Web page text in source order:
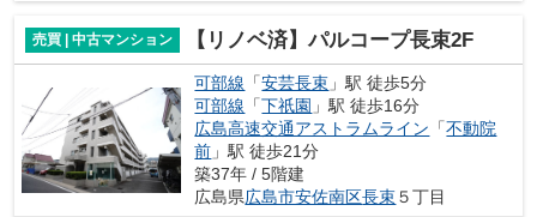
売買 | 中古マンション 【リノベ済】パルコープ長束2F
可部線 「安芸長束 」駅 徒歩5分
可部線 「下祇園 」駅 徒歩16分
広島高速交通アストラムライン 「不動院
前 」駅 徒歩21分
築37年 / 5階建
広島県広島市安佐南区長束５丁目